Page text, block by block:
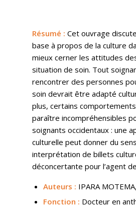
Résumé : Cet ouvrage
base à propos de la culture
mieux cerner les attitudes
situation de soin. Tout
rencontrer des personnes
soin devrait être adapté
plus, certains
paraître incompréhensibles
soignants occidentaux : une
culturelle peut donner du
interprétation de billets
déconcertante pour l’agent
Auteurs : IPARA
Fonction : Docteur en